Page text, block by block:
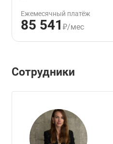
Ежемесячный платёж
85 541 ₽/мес
Сотрудники